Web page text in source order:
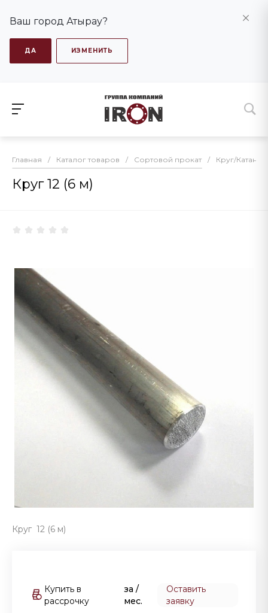
Ваш город Атырау?
ДА ИЗМЕНИТЬ
Главная / Каталог товаров / Сортовой прокат / Круг/Катанка
Круг 12 (6 м)
Круг 12 (6 м)
Купить в
рассрочку
за/
мес.
Оставить
заявку